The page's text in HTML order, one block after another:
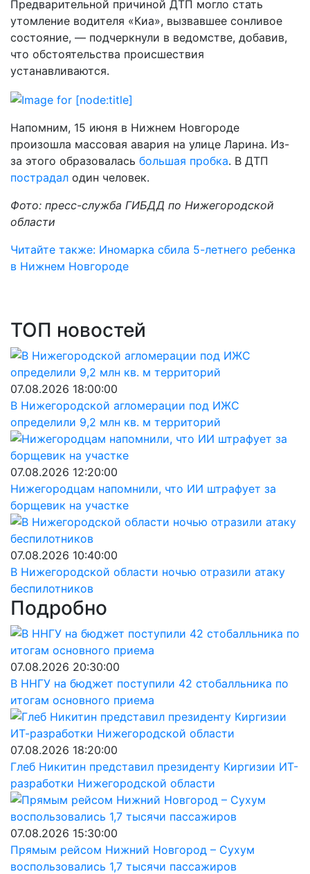
Предварительной причиной ДТП могло стать
утомление водителя «Киа», вызвавшее сонливое
состояние, — подчеркнули в ведомстве, добавив,
что обстоятельства происшествия
устанавливаются.
Напомним, 15 июня в Нижнем Новгороде
произошла массовая авария на улице Ларина. Из-
за этого образовалась большая пробка. В ДТП
пострадал один человек.
Фото: пресс-служба ГИБДД по Нижегородской
области
Читайте также: Иномарка сбила 5-летнего ребенка
в Нижнем Новгороде
ТОП новостей
07.08.2026 18:00:00
В Нижегородской агломерации под ИЖС
определили 9,2 млн кв. м территорий
07.08.2026 12:20:00
Нижегородцам напомнили, что ИИ штрафует за
борщевик на участке
07.08.2026 10:40:00
В Нижегородской области ночью отразили атаку
беспилотников
Подробно
07.08.2026 20:30:00
В ННГУ на бюджет поступили 42 стобалльника по
итогам основного приема
07.08.2026 18:20:00
Глеб Никитин представил президенту Киргизии ИТ-
разработки Нижегородской области
07.08.2026 15:30:00
Прямым рейсом Нижний Новгород – Сухум
воспользовались 1,7 тысячи пассажиров